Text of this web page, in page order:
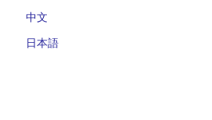
中文
日本語